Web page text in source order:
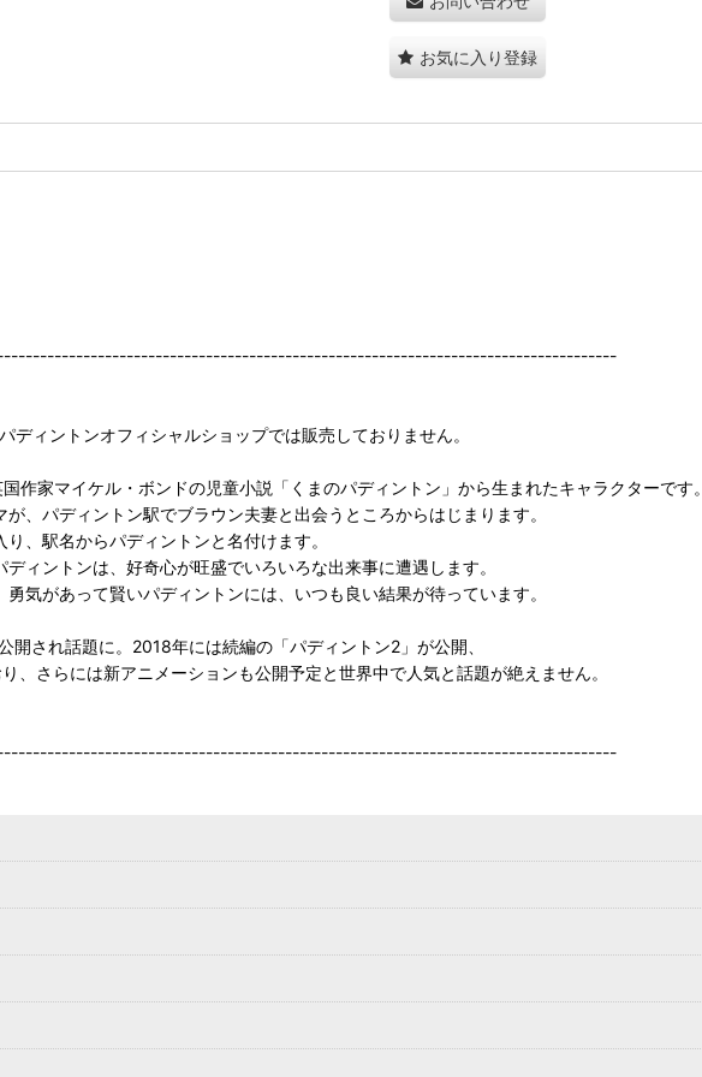
お気に入り登録
ィントンオフィシャルショップでは販売しておりません。
作家マイケル・ボンドの児童小説「くまのパディントン」から生まれたキャラクターです。
、パディントン駅でブラウン夫妻と出会うところからはじまります。
、駅名からパディントンと名付けます。
ィントンは、好奇心が旺盛でいろいろな出来事に遭遇します。
気があって賢いパディントンには、いつも良い結果が待っています。
され話題に。2018年には続編の「パディントン2」が公開、
、さらには新アニメーションも公開予定と世界中で人気と話題が絶えません。